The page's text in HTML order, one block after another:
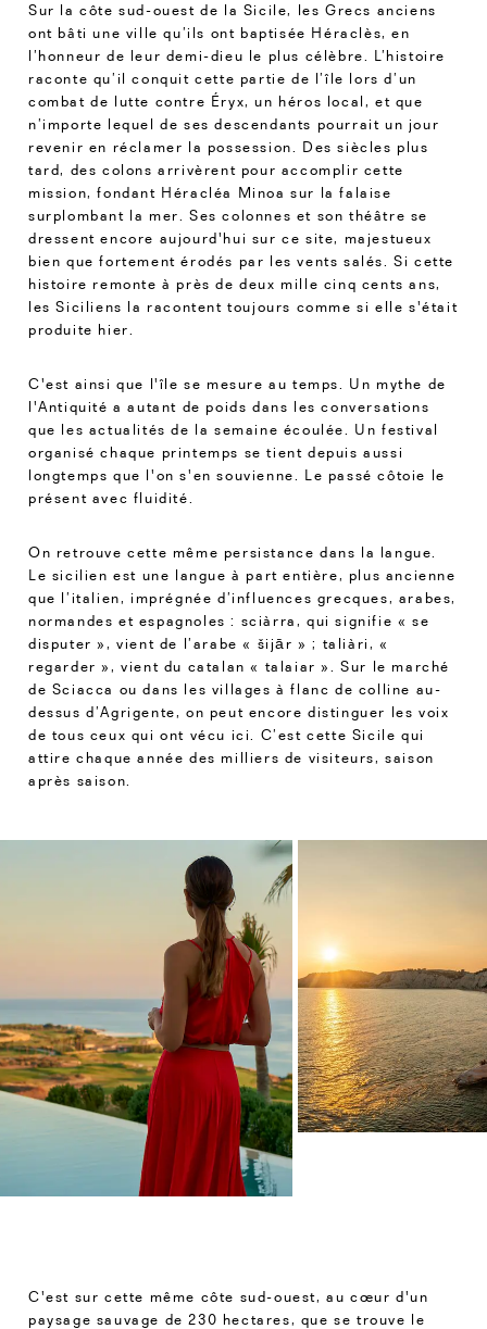
Sur la côte sud-ouest de la Sicile, les Grecs anciens
ont bâti une ville qu’ils ont baptisée Héraclès, en
l’honneur de leur demi-dieu le plus célèbre. L’histoire
raconte qu’il conquit cette partie de l’île lors d’un
combat de lutte contre Éryx, un héros local, et que
n’importe lequel de ses descendants pourrait un jour
revenir en réclamer la possession. Des siècles plus
tard, des colons arrivèrent pour accomplir cette
mission, fondant Héracléa Minoa sur la falaise
surplombant la mer. Ses colonnes et son théâtre se
dressent encore aujourd'hui sur ce site, majestueux
bien que fortement érodés par les vents salés. Si cette
histoire remonte à près de deux mille cinq cents ans,
les Siciliens la racontent toujours comme si elle s'était
produite hier.
C'est ainsi que l'île se mesure au temps. Un mythe de
l'Antiquité a autant de poids dans les conversations
que les actualités de la semaine écoulée. Un festival
organisé chaque printemps se tient depuis aussi
longtemps que l'on s'en souvienne. Le passé côtoie le
présent avec fluidité.
On retrouve cette même persistance dans la langue.
Le sicilien est une langue à part entière, plus ancienne
que l’italien, imprégnée d’influences grecques, arabes,
normandes et espagnoles : sciàrra, qui signifie « se
disputer », vient de l’arabe « šijār » ; taliàri, «
regarder », vient du catalan « talaiar ». Sur le marché
de Sciacca ou dans les villages à flanc de colline au-
dessus d’Agrigente, on peut encore distinguer les voix
de tous ceux qui ont vécu ici. C’est cette Sicile qui
attire chaque année des milliers de visiteurs, saison
après saison.
C'est sur cette même côte sud-ouest, au cœur d'un
paysage sauvage de 230 hectares, que se trouve le